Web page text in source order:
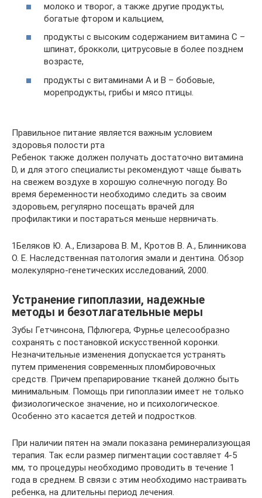
молоко и творог, а также другие продукты,
богатые фтором и кальцием,
продукты с высоким содержанием витамина C –
шпинат, брокколи, цитрусовые в более позднем
возрасте,
продукты с витаминами A и B – бобовые,
морепродукты, грибы и мясо птицы.
Правильное питание является важным условием
здоровья полости рта
Ребенок также должен получать достаточно витамина
D, и для этого специалисты рекомендуют чаще бывать
на свежем воздухе в хорошую солнечную погоду. Во
время беременности необходимо следить за своим
здоровьем, регулярно посещать врачей для
профилактики и постараться меньше нервничать.
1Беляков Ю. А., Елизарова В. М., Кротов В. А., Блинникова
О. Е. Наследственная патология эмали и дентина. Обзор
молекулярно-генетических исследований, 2000.
Устранение гипоплазии, надежные
методы и безотлагательные меры
Зубы Гетчинсона, Пфлюгера, Фурнье целесообразно
сохранять с постановкой искусственной коронки.
Незначительные изменения допускается устранять
путем применения современных пломбировочных
средств. Причем препарирование тканей должно быть
минимальным. Помощь при гипоплазии имеет не только
физиологическое значение, но и психологическое.
Особенно это касается детей и подростков.
При наличии пятен на эмали показана реминерализующая
терапия. Так если размер пигментации составляет 4-5
мм, то процедуры необходимо проводить в течение 1
года в среднем. В связи с этим необходимо настраивать
ребенка, на длительны период лечения.